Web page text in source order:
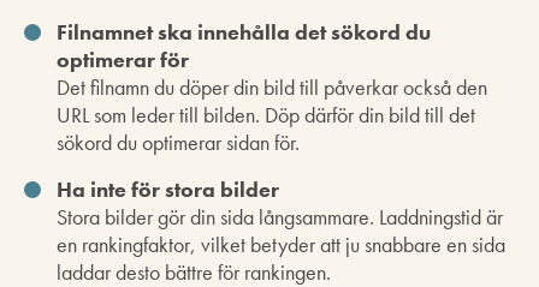
Filnamnet ska innehålla det sökord du
optimerar för
Det filnamn du döper din bild till påverkar också den
URL som leder till bilden. Döp därför din bild till det
sökord du optimerar sidan för.
Ha inte för stora bilder
Stora bilder gör din sida långsammare. Laddningstid är
en rankingfaktor, vilket betyder att ju snabbare en sida
laddar desto bättre för rankingen.